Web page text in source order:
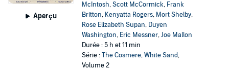
Aperçu
McIntosh,Scott McCormick, Frank
Britton, Kenyatta Rogers, Mort Shelby,
Rose Elizabeth Supan, Duyen
Washington, Eric Messner,Joe Mallon
Durée : 5 h et 11 min
Série :The Cosmere,White Sand,
Volume 2